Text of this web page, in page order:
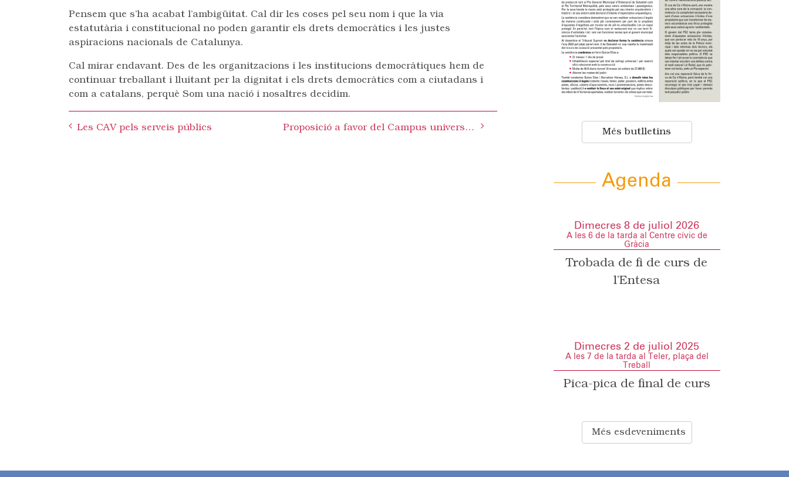
Pensem que s’ha acabat l’ambigüitat. Cal dir les coses pel seu nom i que la via
estatutària i constitucional no poden garantir els drets democràtics i les justes
aspiracions nacionals de Catalunya.
Cal mirar endavant. Des de les organitzacions i les institucions democràtiques hem de
continuar treballant i lluitant per la dignitat i els drets democràtics com a ciutadans i
com a catalans, perquè Som una nació i nosaltres decidim.
navigation
Les CAV pels serveis públics Proposició a favor del Campus universitari de Sabadell Més butlletins
Agenda
Dimecres 8 de juliol 2026
A les 6 de la tarda al Centre cívic de
Gràcia
Trobada de fi de curs de
l’Entesa
Dimecres 2 de juliol 2025
A les 7 de la tarda al Teler, plaça del
Treball
Pica-pica de final de curs
Més esdeveniments